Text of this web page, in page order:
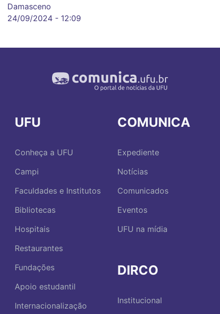
Damasceno
24/09/2024 - 12:09
UFU
Conheça a UFU
Campi
Faculdades e Institutos
Bibliotecas
Hospitais
Restaurantes
Fundações
Apoio estudantil
Internacionalização
COMUNICA
Expediente
Notícias
Comunicados
Eventos
UFU na mídia
DIRCO
Institucional